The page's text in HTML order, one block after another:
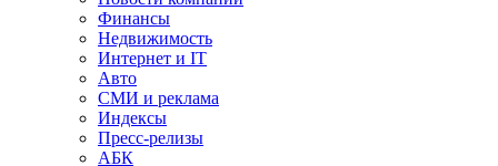
Финансы
Недвижимость
Интернет и IT
Авто
СМИ и реклама
Индексы
Пресс-релизы
АБК